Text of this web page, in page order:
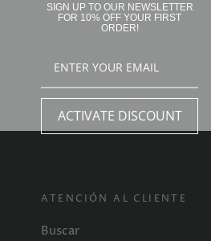
ATENCIÓN AL CLIENTE
Buscar
SIGN UP TO OUR NEWSLETTER
FOR 10% OFF YOUR FIRST
ORDER!
ACTIVATE DISCOUNT